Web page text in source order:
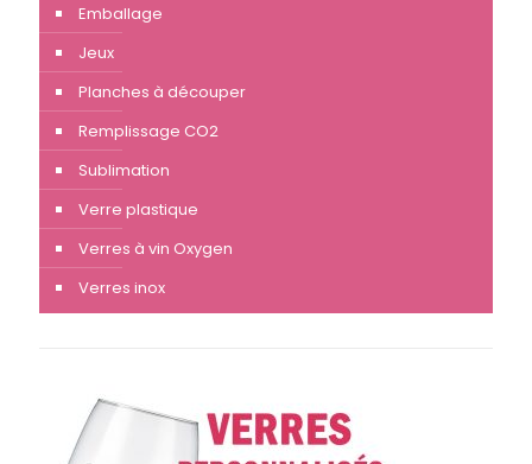
Emballage
Jeux
Planches à découper
Remplissage CO2
Sublimation
Verre plastique
Verres à vin Oxygen
Verres inox